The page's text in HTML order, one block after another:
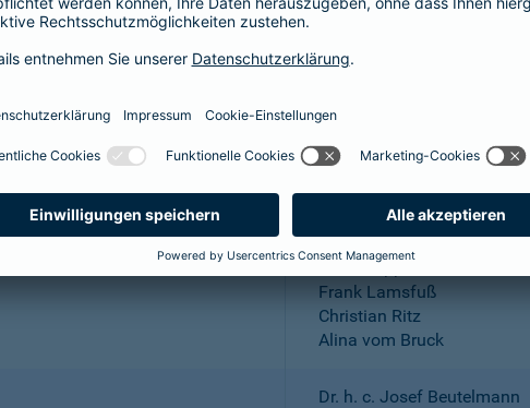
Dr. Andreas Eurich, Oliver
Thomas Bischof
Dr. Sylvia Eichelberg
Harald Epple
Frank Lamsfuß
Christian Ritz
Alina vom Bruck
Dr. h. c. Josef Beutelmann